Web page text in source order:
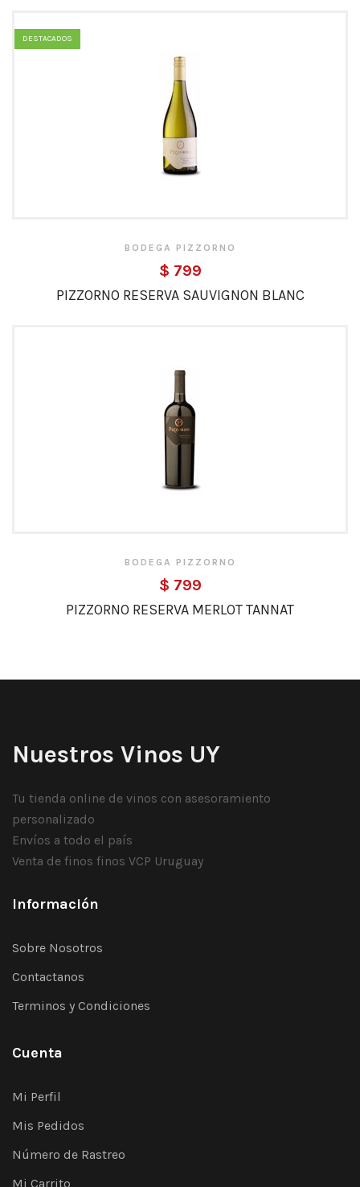
DESTACADOS
BODEGA PIZZORNO
$ 799
PIZZORNO RESERVA SAUVIGNON BLANC
BODEGA PIZZORNO
$ 799
PIZZORNO RESERVA MERLOT TANNAT
Nuestros Vinos UY
Tu tienda online de vinos con asesoramiento
personalizado
Envíos a todo el país
Venta de finos finos VCP Uruguay
Información
Sobre Nosotros
Contactanos
Terminos y Condiciones
Cuenta
Mi Perfil
Mis Pedidos
Número de Rastreo
Mi Carrito